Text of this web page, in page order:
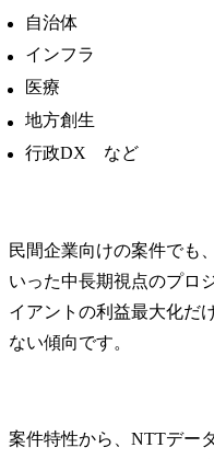
自治体
インフラ
医療
地方創生
行政DX など
民間企業向けの案件でも
いった中長期視点のプロ
イアントの利益最大化だ
ない傾向です。
案件特性から、NTTデー